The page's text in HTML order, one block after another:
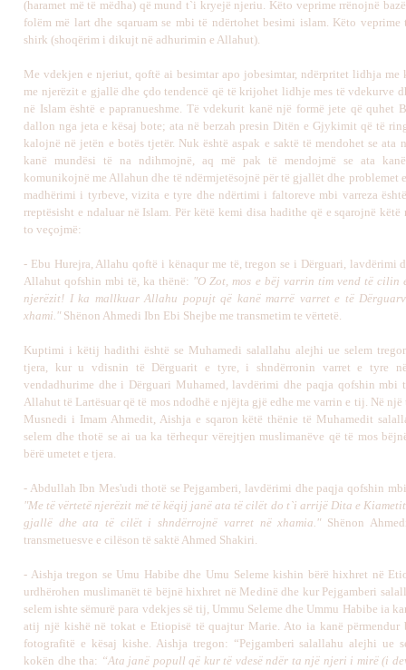
(haramet më të mëdha) që mund t`i kryejë njeriu. Këto veprime rrënojnë
folëm më lart dhe sqaruam se mbi të ndërtohet besimi islam. Këto
shirk (shoqërim i dikujt në adhurimin e Allahut).
Me vdekjen e njeriut, qoftë ai besimtar apo jobesimtar, ndërpritet lidhja me
me njerëzit e gjallë dhe çdo tendencë që të krijohet lidhje mes të vdekurve
në Islam është e papranueshme. Të vdekurit kanë një formë jete që quhet
dallon nga jeta e kësaj bote; ata në berzah presin Ditën e Gjykimit që të
kalojnë në jetën e botës tjetër. Nuk është aspak e saktë të mendohet se ata
kanë mundësi të na ndihmojnë, aq më pak të mendojmë se ata
komunikojnë me Allahun dhe të ndërmjetësojnë për të gjallët dhe problemet
madhërimi i tyrbeve, vizita e tyre dhe ndërtimi i faltoreve mbi varreza
rreptësisht e ndaluar në Islam. Për këtë kemi disa hadithe që e sqarojnë këtë
to veçojmë:
- Ebu Hurejra, Allahu qoftë i kënaqur me të, tregon se i Dërguari, lavdërimi
Allahut qofshin mbi të, ka thënë: "O Zot, mos e bëj varrin tim vend të cilin
njerëzit! I ka mallkuar Allahu popujt që kanë marrë varret e të
xhami." Shënon Ahmedi Ibn Ebi Shejbe me transmetim te vërtetë.
Kuptimi i këtij hadithi është se Muhamedi salallahu alejhi ue selem
tjera, kur u vdisnin të Dërguarit e tyre, i shndërronin varret e tyre
vendadhurime dhe i Dërguari Muhamed, lavdërimi dhe paqja qofshin mbi
Allahut të Lartësuar që të mos ndodhë e njëjta gjë edhe me varrin e tij. Në një
Musnedi i Imam Ahmedit, Aishja e sqaron këtë thënie të Muhamedit
selem dhe thotë se ai ua ka tërhequr vërejtjen muslimanëve që të mos
bërë umetet e tjera.
- Abdullah Ibn Mes'udi thotë se Pejgamberi, lavdërimi dhe paqja qofshin
"Me të vërtetë njerëzit më të këqij janë ata të cilët do t`i arrijë Dita e
gjallë dhe ata të cilët i shndërrojnë varret në xhamia." Shënon
transmetuesve e cilëson të saktë Ahmed Shakiri.
- Aishja tregon se Umu Habibe dhe Umu Seleme kishin bërë hixhret në
urdhërohen muslimanët të bëjnë hixhret në Medinë dhe kur Pejgamberi
selem ishte sëmurë para vdekjes së tij, Ummu Seleme dhe Ummu Habibe ia
atij një kishë në tokat e Etiopisë të quajtur Marie. Ato ia kanë përmendur
fotografitë e kësaj kishe. Aishja tregon: “Pejgamberi salallahu alejhi ue
kokën dhe tha: “Ata janë popull që kur të vdesë ndër ta një njeri i mirë (i